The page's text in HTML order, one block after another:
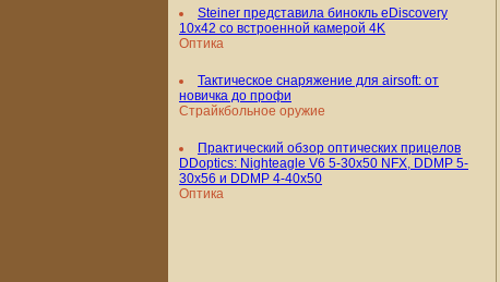
Steiner представила бинокль eDiscovery
10x42 со встроенной камерой 4K
Оптика
Тактическое снаряжение для airsoft: от
новичка до профи
Страйкбольное оружие
Практический обзор оптических прицелов
DDoptics: Nighteagle V6 5-30x50 NFX, DDMP 5-
30x56 и DDMP 4-40x50
Оптика